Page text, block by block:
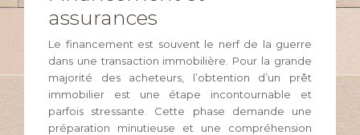
assurances
Le financement est souvent le nerf de la guerre
dans une transaction immobilière. Pour la grande
majorité des acheteurs, l’obtention d’un prêt
immobilier est une étape incontournable et
parfois stressante. Cette phase demande une
préparation minutieuse et une compréhension